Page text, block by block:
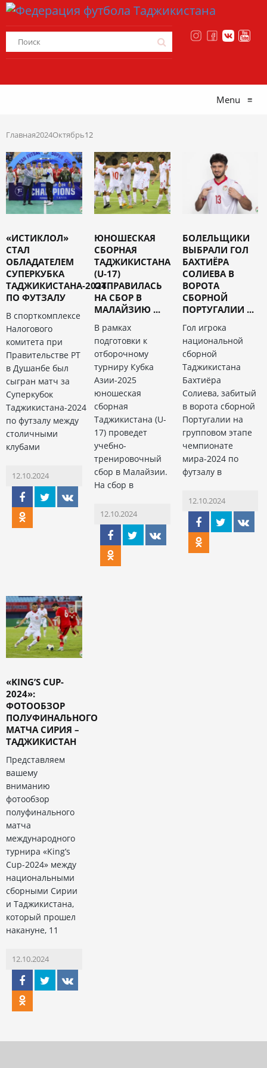
Menu ≡
Главная2024Октябрь12
«ИСТИКЛОЛ»
СТАЛ
ОБЛАДАТЕЛЕМ
СУПЕРКУБКА
ТАДЖИКИСТАНА-2024
ПО ФУТЗАЛУ
В спорткомплексе
Налогового
комитета при
Правительстве РТ
в Душанбе был
сыгран матч за
Суперкубок
Таджикистана-2024
по футзалу между
столичными
клубами
12.10.2024
ЮНОШЕСКАЯ
СБОРНАЯ
ТАДЖИКИСТАНА
(U-17)
ОТПРАВИЛАСЬ
НА СБОР В
МАЛАЙЗИЮ ...
В рамках
подготовки к
отборочному
турниру Кубка
Азии-2025
юношеская
сборная
Таджикистана (U-
17) проведет
учебно-
тренировочный
сбор в Малайзии.
На сбор в
12.10.2024
БОЛЕЛЬЩИКИ
ВЫБРАЛИ ГОЛ
БАХТИЁРА
СОЛИЕВА В
ВОРОТА
СБОРНОЙ
ПОРТУГАЛИИ ...
Гол игрока
национальной
сборной
Таджикистана
Бахтиёра
Солиева, забитый
в ворота сборной
Португалии на
групповом этапе
чемпионате
мира-2024 по
футзалу в
12.10.2024
«KING’S CUP-
2024»:
ФОТООБЗОР
ПОЛУФИНАЛЬНОГО
МАТЧА СИРИЯ –
ТАДЖИКИСТАН
Представляем
вашему
вниманию
фотообзор
полуфинального
матча
международного
турнира «King’s
Cup-2024» между
национальными
сборными Сирии
и Таджикистана,
который прошел
накануне, 11
12.10.2024